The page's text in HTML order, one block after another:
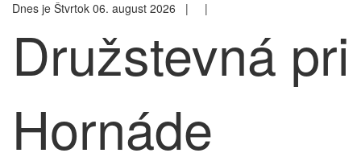
Dnes je Štvrtok 06. august 2026 | |
Družstevná pri
Hornáde